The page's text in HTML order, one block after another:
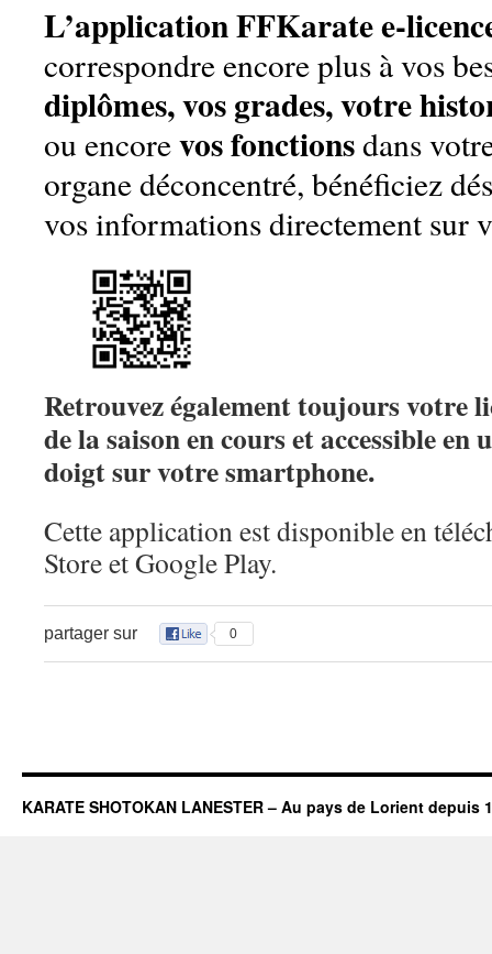
L’application FFKarate e-
correspondre encore plus à vos
diplômes, vos grades, votre
ou encorevos fonctionsdans
organe déconcentré, bénéficiez
vos informations directement sur
Retrouvez également toujours votre
de la saison en cours et accessible en
doigt sur votre smartphone.
Cette application est disponible en
Store et Google Play.
partager sur 0
KARATE SHOTOKAN LANESTER – Au pays de Lorient depuis